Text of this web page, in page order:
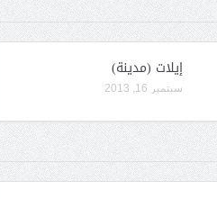
إيلات (مدينة)
سبتمبر 16, 2013